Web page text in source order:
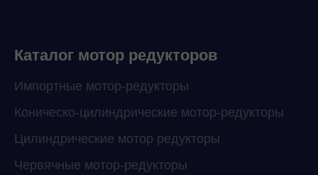
Каталог мотор редукторов
Импортные мотор-редукторы
Коническо-цилиндрические мотор-редукторы
Цилиндрические мотор редукторы
Червячные мотор-редукторы